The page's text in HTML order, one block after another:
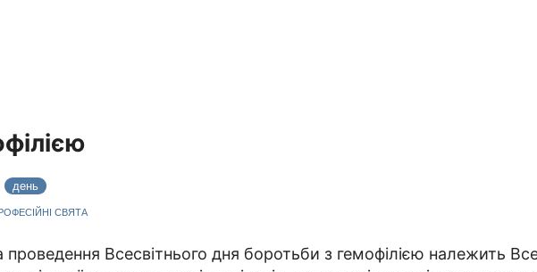
день
СВЯТА
проведення Всесвітнього дня боротьби з гемофілією належить